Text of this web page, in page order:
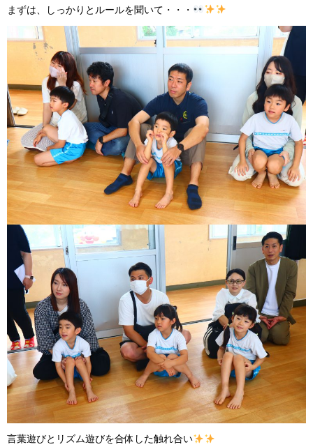
まずは、しっかりとルールを聞いて・・・
言葉遊びとリズム遊びを合体した触れ合い